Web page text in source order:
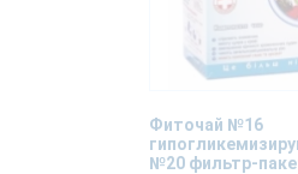
Фиточай №16
№20 фильтр-